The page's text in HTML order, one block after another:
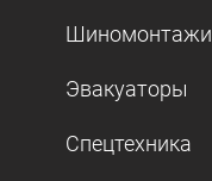
Шиномонтажи
Эвакуаторы
Спецтехника